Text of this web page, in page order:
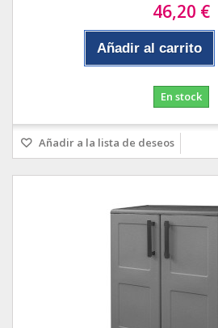
46,20 €
Añadir al carrito
En stock
Añadir a la lista de deseos